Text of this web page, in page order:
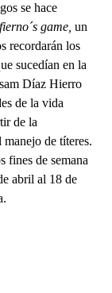
se hace
game, un
recordarán los
sucedían en la
Díaz Hierro
de la vida
de la
de títeres.
fines de semana
abril al 18 de